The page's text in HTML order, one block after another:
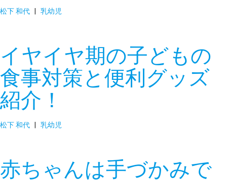
松下 和代 | 乳幼児
イヤイヤ期の子どもの
食事対策と便利グッズ
紹介！
松下 和代 | 乳幼児
赤ちゃんは手づかみで